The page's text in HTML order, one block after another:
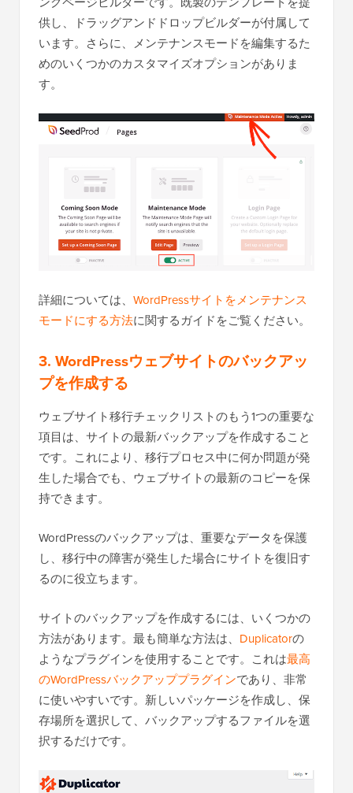
供し、ドラッグアンドドロップビルダーが付属して
います。さらに、メンテナンスモードを編集するた
めのいくつかのカスタマイズオプションがありま
す。
詳細については、 WordPressサイトをメンテナンス
モードにする方法に関するガイドをご覧ください。
3. WordPressウェブサイトのバックアッ
プを作成する
ウェブサイト移行チェックリストのもう1つの重要な
項目は、サイトの最新バックアップを作成すること
です。これにより、移行プロセス中に何か問題が発
生した場合でも、ウェブサイトの最新のコピーを保
持できます。
WordPressのバックアップは、重要なデータを保護
し、移行中の障害が発生した場合にサイトを復旧す
るのに役立ちます。
サイトのバックアップを作成するには、いくつかの
方法があります。最も簡単な方法は、 Duplicatorの
ようなプラグインを使用することです。これは最高
のWordPressバックアッププラグインであり、非常
に使いやすいです。新しいパッケージを作成し、保
存場所を選択して、バックアップするファイルを選
択するだけです。